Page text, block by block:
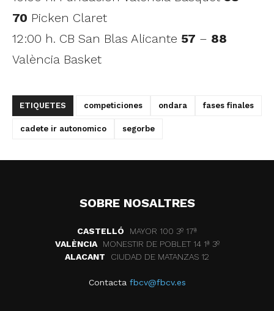
70 Picken Claret
12:00 h. CB San Blas Alicante 57 – 88
València Basket
ETIQUETES competiciones ondara fases finales
cadete ir autonomico segorbe
SOBRE NOSALTRES
CASTELLÓ
MAYOR 100 3º 17ª
VALÈNCIA
MONESTIR DE POBLET 14 1ª 3º
ALACANT
CIUDAD DE MATANZAS 12
Contacta fbcv@fbcv.es